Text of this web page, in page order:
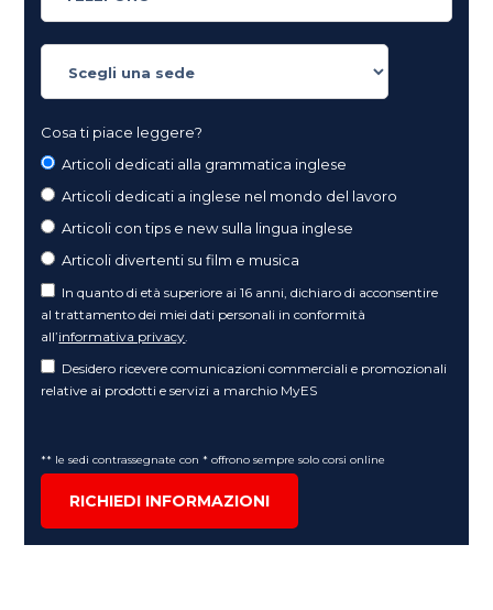
Cosa ti piace leggere?
Articoli dedicati alla grammatica inglese
Articoli dedicati a inglese nel mondo del lavoro
Articoli con tips e new sulla lingua inglese
Articoli divertenti su film e musica
In quanto di età superiore ai 16 anni, dichiaro di acconsentire
al trattamento dei miei dati personali in conformità
all’informativa privacy.
Desidero ricevere comunicazioni commerciali e promozionali
relative ai prodotti e servizi a marchio MyES
** le sedi contrassegnate con * offrono sempre solo corsi online
RICHIEDI INFORMAZIONI